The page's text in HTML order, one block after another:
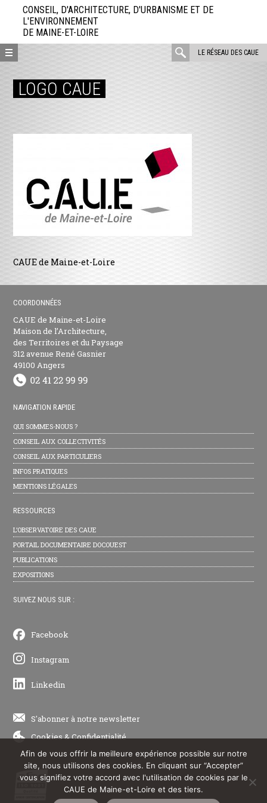
directement
contenu
CONSEIL, D'ARCHITECTURE, D'URBANISME ET DE
L'ENVIRONNEMENT
DE MAINE-ET-LOIRE
LE RÉSEAU DES CAUE
rechercher
LOGO CAUE
CAUE de Maine-et-Loire
COORDONNÉES
CAUE de Maine-et-Loire
Maison de l’Architecture,
des Territoires et du Paysage
312 avenue René Gasnier
49100 Angers
NAVIGATION RAPIDE
QUI SOMMES-NOUS ?
CONSEIL AUX COLLECTIVITÉS
CONSEIL AUX PARTICULIERS
INFOS PRATIQUES
MENTIONS LÉGALES
RESSOURCES
L’OBSERVATOIRE DES CAUE
PORTAIL DOCUMENTAIRE DOCOUEST
PUBLICATIONS
EXPOSITIONS
SUIVEZ NOUS SUR :
Facebook
Instagram
Linkedin
S'abonner à notre newsletter
Cookies&Confidentialité
Afin de vous offrir la meilleure expérience possible sur notre
site, nous utilisons des cookies. En cliquant sur “Accepter”
vous signifiez votre accord avec l'utilisation de cookies par le
CAUE de Maine-et-Loire et des tiers.